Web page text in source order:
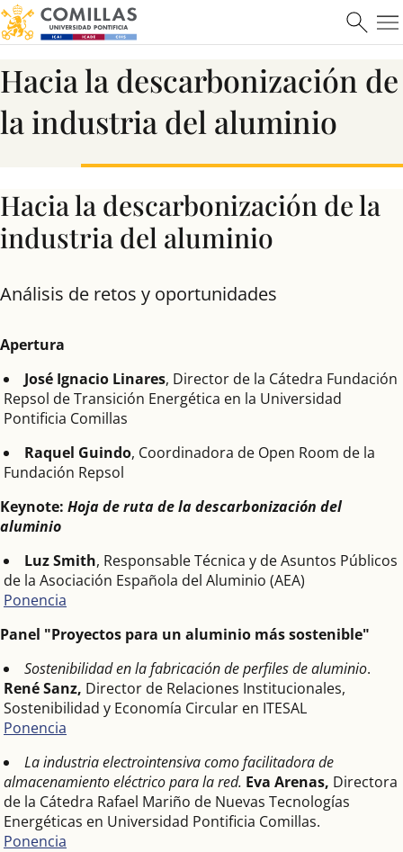
Máster en Ciberseguridad
Hacia la descarbonización de
la industria del aluminio
Hacia la descarbonización de la
industria del aluminio
Análisis de retos y oportunidades
Apertura
José Ignacio Linares, Director de la Cátedra Fundación
Repsol de Transición Energética en la Universidad
Pontificia Comillas
Raquel Guindo, Coordinadora de Open Room de la
Fundación Repsol
Keynote: Hoja de ruta de la descarbonización del
aluminio
Luz Smith, Responsable Técnica y de Asuntos Públicos
de la Asociación Española del Aluminio (AEA)
Ponencia
Panel "Proyectos para un aluminio más sostenible"
Sostenibilidad en la fabricación de perfiles de aluminio.
René Sanz, Director de Relaciones Institucionales,
Sostenibilidad y Economía Circular en ITESAL
Ponencia
La industria electrointensiva como facilitadora de
almacenamiento eléctrico para la red. Eva Arenas, Directora
de la Cátedra Rafael Mariño de Nuevas Tecnologías
Energéticas en Universidad Pontificia Comillas.
Ponencia